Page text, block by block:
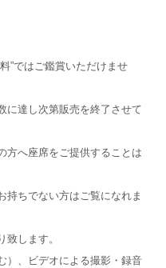
”ではご鑑賞いただけませ
に達し次第販売を終了させて
方へ座席をご提供することは
ちでない方はご覧になれま
します。
）、ビデオによる撮影・録音